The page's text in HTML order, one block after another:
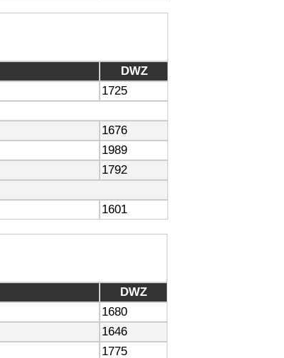
DWZ
1725
1676
1989
1792
1601
DWZ
1680
1646
1775